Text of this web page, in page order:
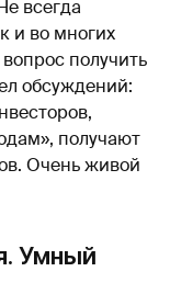
всегда
и во многих
получить
обсуждений:
получают
Очень живой
Умный